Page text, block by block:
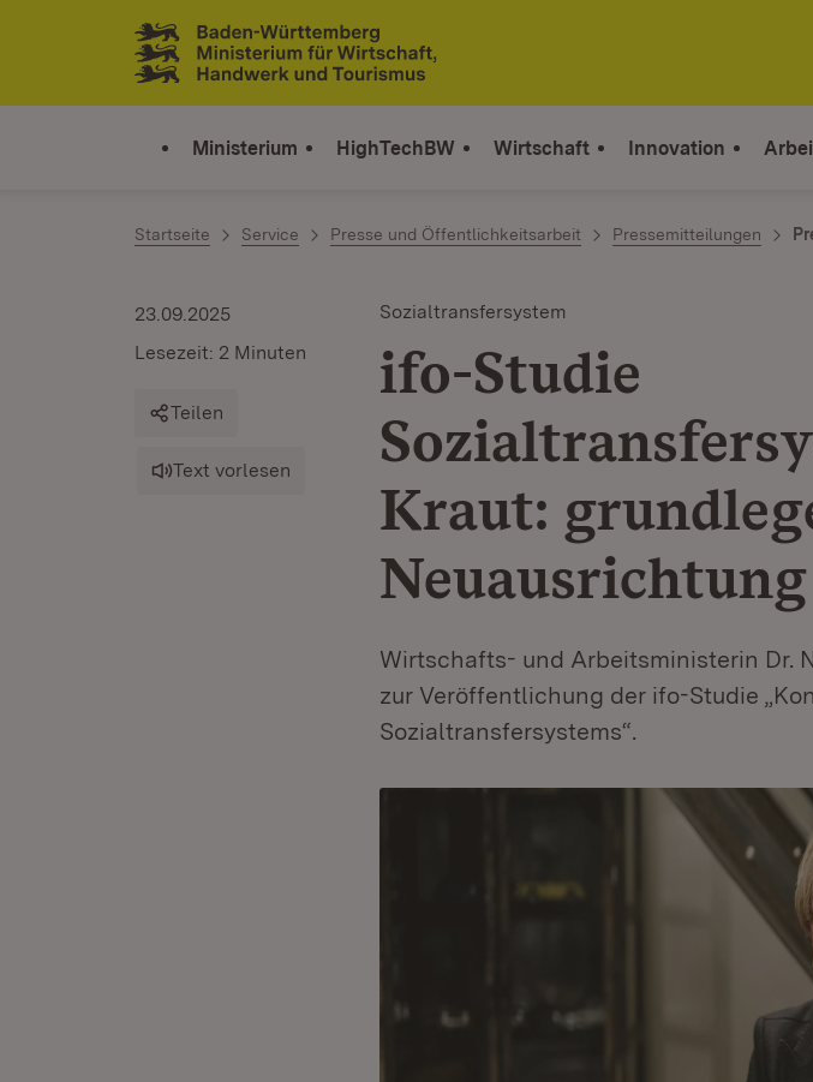
Zum Inhalt springen
Link zur Startseite
Ministerium HighTechBW Wirtschaft Innovation
Startseite Service Presse und Öffentlichkeitsarbeit Pressemitteilungen
Sozialtransfersystem
ifo-Studie
Kraut:
Wirtschafts- und Arbeitsministerin Dr.
zur Veröffentlichung der ifo-Studie
Sozialtransfersystems“.
23.09.2025
Lesezeit: 2 Minuten
Teilen
Text vorlesen